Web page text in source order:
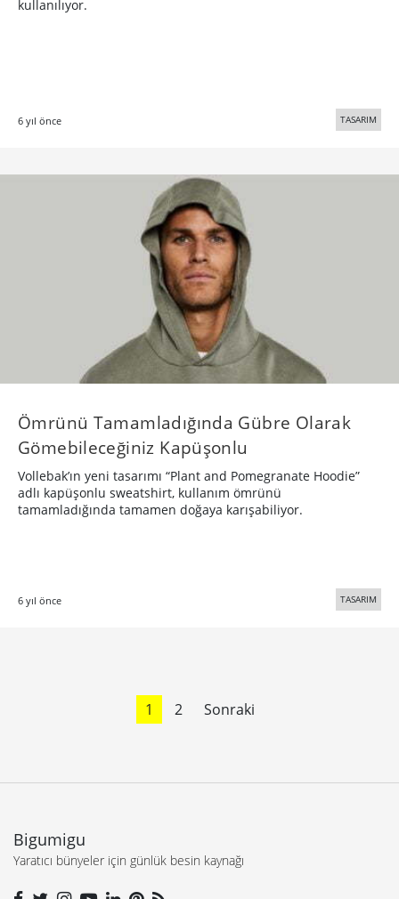
kullanılıyor.
6 yıl önce TASARIM
Ömrünü Tamamladığında Gübre Olarak
Gömebileceğiniz Kapüşonlu
Vollebak’ın yeni tasarımı “Plant and Pomegranate Hoodie”
adlı kapüşonlu sweatshirt, kullanım ömrünü
tamamladığında tamamen doğaya karışabiliyor.
6 yıl önce TASARIM
1 2 Sonraki
Bigumigu
Yaratıcı bünyeler için günlük besin kaynağı